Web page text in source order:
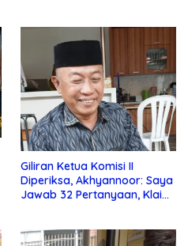
Giliran Ketua Komisi II
Diperiksa, Akhyannoor: Saya
Jawab 32 Pertanyaan, Klaim